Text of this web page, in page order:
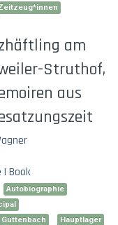
am
Struthof,
aus
| Book
Autobiographie
Guttenbach
Hauptlager